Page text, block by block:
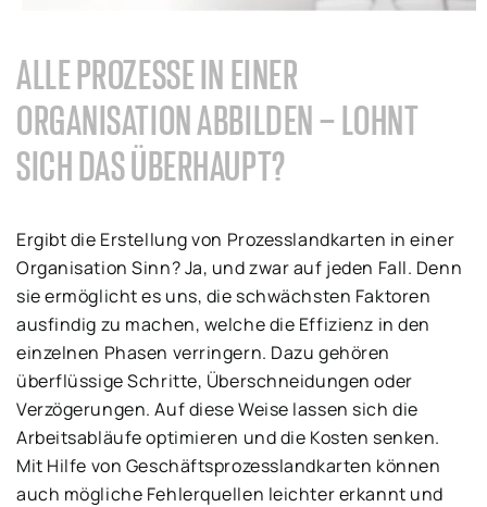
ALLE PROZESSE IN EINER
ORGANISATION ABBILDEN – LOHNT
SICH DAS ÜBERHAUPT?
Ergibt die Erstellung von Prozesslandkarten in einer
Organisation Sinn? Ja, und zwar auf jeden Fall. Denn
sie ermöglicht es uns, die schwächsten Faktoren
ausfindig zu machen, welche die Effizienz in den
einzelnen Phasen verringern. Dazu gehören
überflüssige Schritte, Überschneidungen oder
Verzögerungen. Auf diese Weise lassen sich die
Arbeitsabläufe optimieren und die Kosten senken.
Mit Hilfe von Geschäftsprozesslandkarten können
auch mögliche Fehlerquellen leichter erkannt und